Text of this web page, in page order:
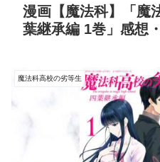
漫画【魔法科】「魔
葉継承編 1巻」感想
魔法科高校の劣等生